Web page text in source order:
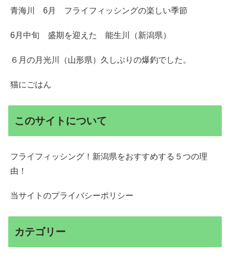
青海川 6月 フライフィッシングの楽しい季節
6月中旬 盛期を迎えた 能生川（新潟県）
６月の月光川（山形県）久しぶりの爆釣でした。
猫にごはん
このサイトについて
フライフィッシング！新潟県をおすすめする５つの理
由！
当サイトのプライバシーポリシー
カテゴリー